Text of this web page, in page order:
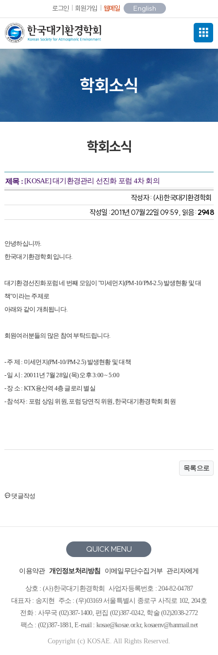
로그인 회원가입 웹메일 English
학회소식
학회소식
제목 :[KOSAE] 대기환경관리 선진화 포럼 4차 회의
작성자 : (사)한국대기환경학회
작성일 : 2011년 07월 22일 09:59 , 읽음 :2948
안녕하십니까.
한국대기환경학회 입니다.
대기환경선진화포럼 네 번째 모임이 "미세먼지(PM-10/PM-2.5) 발생현황 및 대
책"이라는 주제로
아래와 같이 개최됩니다.
회원여러분들의 많은 참여 부탁드립니다.
- 주 제 : 미세먼지(PM-10/PM-2.5) 발생현황 및 대책
- 일 시 : 20011년 7월 28일 (목) 오후 3:00 ~ 5:00
- 장 소 : KTX용산역 4층 글로리 별실
- 참석자 : 포럼 상임 위원, 포럼 당연직 위원, 한국대기환경학회 회원
목록으로
댓글작성
이용약관 개인정보처리방침 이메일무단수집거부 관리자에게
QUICK MENU
상호 : (사)한국대기환경학회
사업자등록번호 : 204-82-04787
대표자 : 송지현
주소 : (우)03169 서울특별시 종로구 사직로 102, 204호
전화 : 사무국 (02)387-1400, 편집 (02)387-0242, 학술 (02)2038-2772
팩스 : (02)387-1881, E-mail : kosae@kosae.or.kr, kosaenv@hanmail.net
Copyright (c) KOSAE. All Rights Reserved.